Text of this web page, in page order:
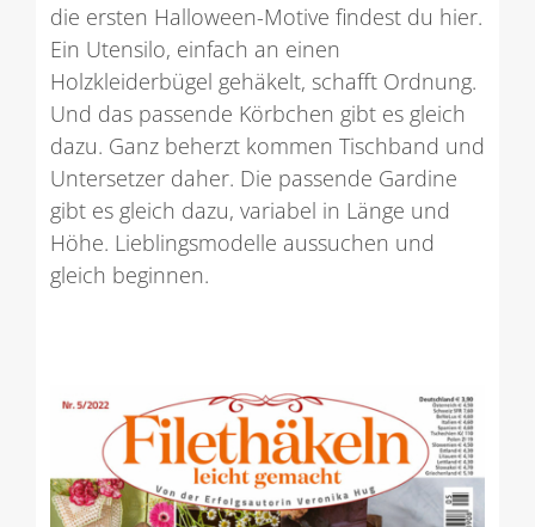
die ersten Halloween-Motive findest du hier.
Ein Utensilo, einfach an einen
Holzkleiderbügel gehäkelt, schafft Ordnung.
Und das passende Körbchen gibt es gleich
dazu. Ganz beherzt kommen Tischband und
Untersetzer daher. Die passende Gardine
gibt es gleich dazu, variabel in Länge und
Höhe. Lieblingsmodelle aussuchen und
gleich beginnen.